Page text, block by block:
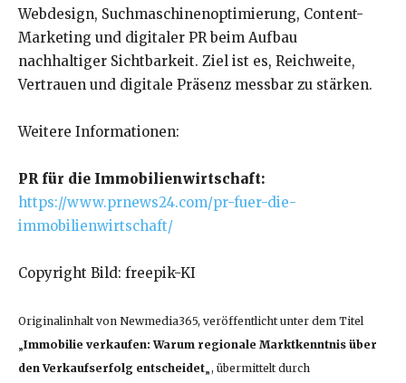
Webdesign, Suchmaschinenoptimierung, Content-
Marketing und digitaler PR beim Aufbau
nachhaltiger Sichtbarkeit. Ziel ist es, Reichweite,
Vertrauen und digitale Präsenz messbar zu stärken.
Weitere Informationen:
PR für die Immobilienwirtschaft:
https://www.prnews24.com/pr-fuer-die-
immobilienwirtschaft/
Copyright Bild: freepik-KI
Originalinhalt von Newmedia365, veröffentlicht unter dem Titel
Immobilie verkaufen: Warum regionale Marktkenntnis über
den Verkaufserfolg entscheidet „, übermittelt durch